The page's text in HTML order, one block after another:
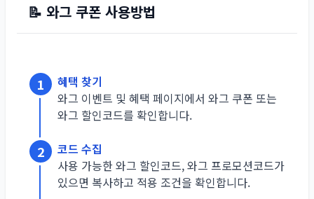
📝 와그 쿠폰 사용방법
1
혜택 찾기
와그 이벤트 및 혜택 페이지에서 와그 쿠폰 또는
와그 할인코드를 확인합니다.
2
코드 수집
사용 가능한 와그 할인코드, 와그 프로모션코드가
있으면 복사하고 적용 조건을 확인합니다.